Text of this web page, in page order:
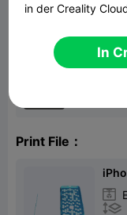
iPhone 8
Print File：


in der Creality
In